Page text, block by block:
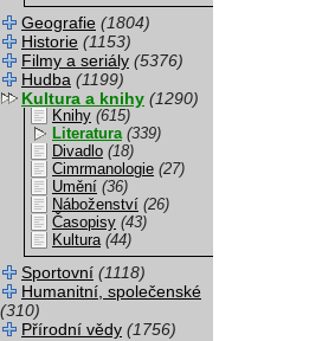
Geografie (1804)
Historie (1153)
Filmy a seriály (5376)
Hudba (1199)
Kultura a knihy (1290)
Knihy (615)
Literatura (339)
Divadlo (18)
Cimrmanologie (27)
Umění (36)
Náboženství (26)
Časopisy (43)
Kultura (44)
Sportovní (1118)
Humanitní, společenské
(310)
Přírodní vědy (1756)